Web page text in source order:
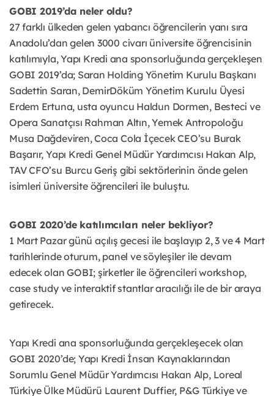
GOBI 2019’da neler oldu?
27 farklı ülkeden gelen yabancı öğrencilerin yanı sıra
Anadolu’dan gelen 3000 civarı üniversite öğrencisinin
katılımıyla, Yapı Kredi ana sponsorluğunda gerçekleşen
GOBI 2019’da; Saran Holding Yönetim Kurulu Başkanı
Sadettin Saran, DemirDöküm Yönetim Kurulu Üyesi
Erdem Ertuna, usta oyuncu Haldun Dormen, Besteci ve
Opera Sanatçısı Rahman Altın, Yemek Antropoloğu
Musa Dağdeviren, Coca Cola İçecek CEO’su Burak
Başarır, Yapı Kredi Genel Müdür Yardımcısı Hakan Alp,
TAV CFO’su Burcu Geriş gibi sektörlerinin önde gelen
isimleri üniversite öğrencileri ile buluştu.
GOBI 2020’de katılımcıları neler bekliyor?
1 Mart Pazar günü açılış gecesi ile başlayıp 2, 3 ve 4 Mart
tarihlerinde oturum, panel ve söyleşiler ile devam
edecek olan GOBI; şirketler ile öğrencileri workshop,
case study ve interaktif stantlar aracılığı ile de bir araya
getirecek.
Yapı Kredi ana sponsorluğunda gerçekleşecek olan
GOBI 2020’de; Yapı Kredi İnsan Kaynaklarından
Sorumlu Genel Müdür Yardımcısı Hakan Alp, Loreal
Türkiye Ülke Müdürü Laurent Duffier, P&G Türkiye ve